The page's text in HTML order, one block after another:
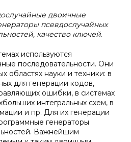
двоичные
псевдослучайных
качество ключей.
используются
последовательности. Они
областях науки и техники: в
для генерации кодов,
ошибки, в системах
интегральных схем, в
и пр. Для их генерации
генераторы
Важнейшим